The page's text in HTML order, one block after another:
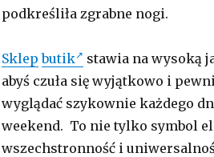
podkreśliła zgrabne nogi.
Sklep butik
stawia na wysoką
abyś czuła się wyjątkowo i
wyglądać szykownie każdego
weekend. To nie tylko symbol
wszechstronność i